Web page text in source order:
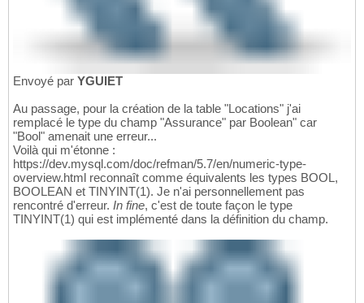
Envoyé par YGUIET
Au passage, pour la création de la table "Locations" j'ai
remplacé le type du champ "Assurance" par Boolean" car
"Bool" amenait une erreur...
Voilà qui m'étonne :
https://dev.mysql.com/doc/refman/5.7/en/numeric-type-
overview.html reconnaît comme équivalents les types BOOL,
BOOLEAN et TINYINT(1). Je n'ai personnellement pas
rencontré d'erreur. In fine, c'est de toute façon le type
TINYINT(1) qui est implémenté dans la définition du champ.